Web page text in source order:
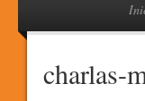
charlas-